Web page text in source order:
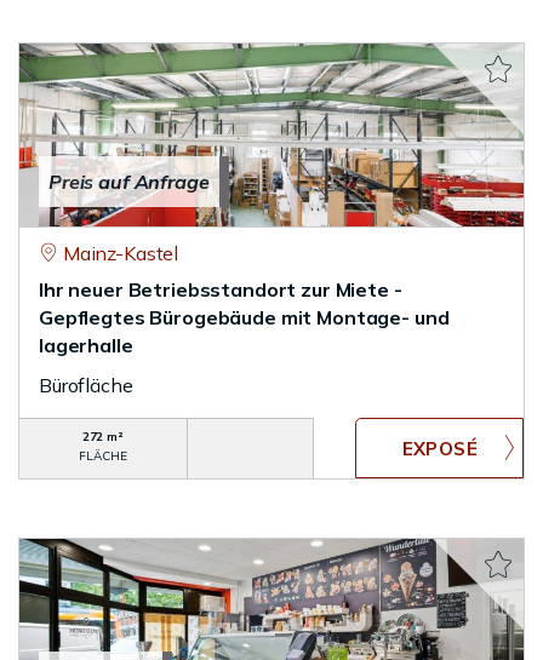
Preis auf Anfrage
Mainz-Kastel
Ihr neuer Betriebsstandort zur Miete -
Gepflegtes Bürogebäude mit Montage- und
lagerhalle
Bürofläche
272 m²
FLÄCHE